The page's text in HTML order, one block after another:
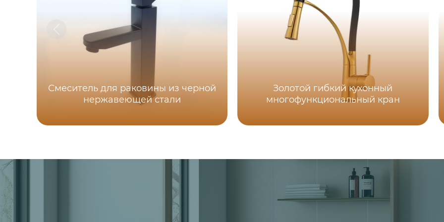
Смеситель для раковины из черной
нержавеющей стали
Золотой гибкий кухонный
многофункциональный кран